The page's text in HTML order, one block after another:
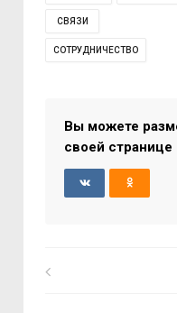
СВЯЗИ
СОТРУДНИЧЕСТВО
Вы можете
своей странице